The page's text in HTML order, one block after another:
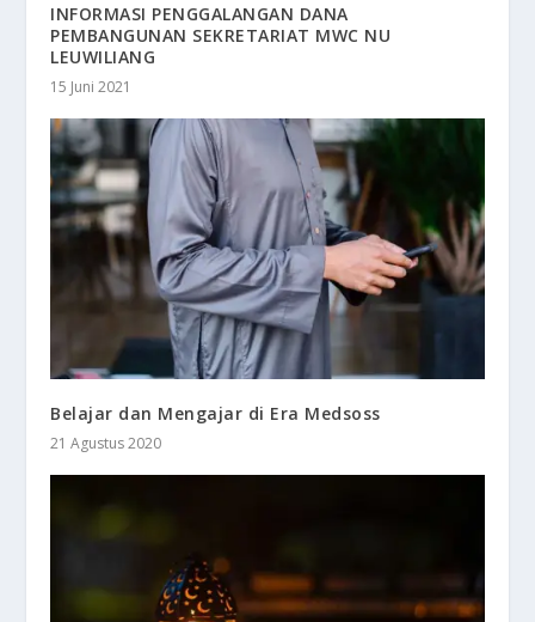
INFORMASI PENGGALANGAN DANA
PEMBANGUNAN SEKRETARIAT MWC NU
LEUWILIANG
15 Juni 2021
Belajar dan Mengajar di Era Medsoss
21 Agustus 2020